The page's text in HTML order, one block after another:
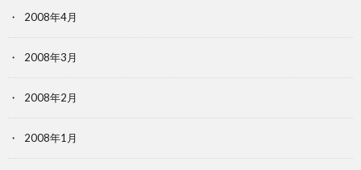
2008年4月
2008年3月
2008年2月
2008年1月